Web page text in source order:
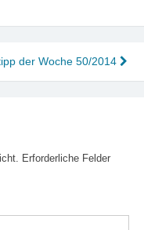
der Woche 50/2014
Erforderliche Felder